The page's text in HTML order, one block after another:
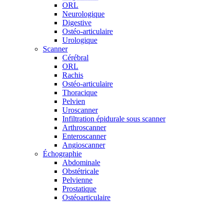
ORL
Neurologique
Digestive
Ostéo-articulaire
Urologique
Scanner
Cérébral
ORL
Rachis
Ostéo-articulaire
Thoracique
Pelvien
Uroscanner
Infiltration épidurale sous scanner
Arthroscanner
Enteroscanner
Angioscanner
Échographie
Abdominale
Obstétricale
Pelvienne
Prostatique
Ostéoarticulaire